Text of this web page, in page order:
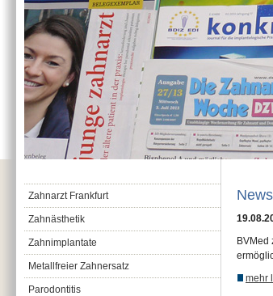
Zahnarzt Frankfurt
Zahnästhetik
Zahnimplantate
Metallfreier Zahnersatz
Parodontitis
News
BVMed
mehr